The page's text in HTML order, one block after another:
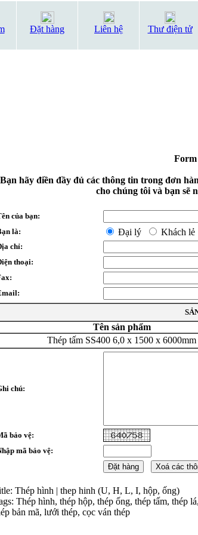
Đặt hàng Liên hệ Thư điện tử
Form
Bạn hãy điền đầy đủ các thông tin trong đơn
cho chúng tôi và bạn sẽ
của bạn:
là:
Đại lý Khách lẻ
chỉ:
thoại:
Tên sản phẩm
Thép tấm SS400 6,0 x 1500 x 6000mm
chú:
bảo vệ:
mã bảo vệ:
Thép hình | thep hinh (U, H, L, I, hộp, ống)
Thép hình, thép hộp, thép ống, thép tấm, thép
bản mã, lưới thép, cọc ván thép